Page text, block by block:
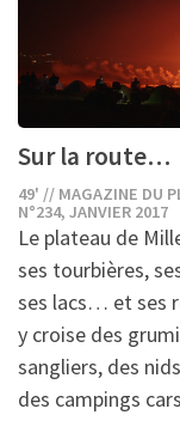
Sur la route…
49' // MAGAZINE DU
N°234, JANVIER 2017
Le plateau de
ses tourbières,
ses lacs… et ses
y croise des
sangliers, des
des campings